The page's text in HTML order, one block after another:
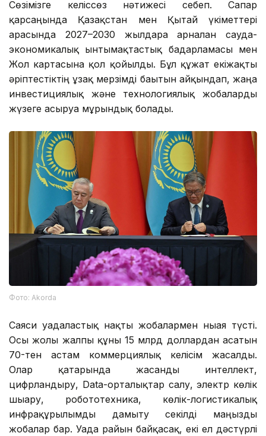
Сөзімізге келіссөз нәтижесі себеп. Сапар
қарсаңында Қазақстан мен Қытай үкіметтері
арасында 2027–2030 жылдарға арналған сауда-
экономикалық ынтымақтастық бағдарламасы мен
Жол картасына қол қойылды. Бұл құжат екіжақты
әріптестіктің ұзақ мерзімді бағытын айқындап, жаңа
инвестициялық және технологиялық жобаларды
жүзеге асыруға мұрындық болады.
Фото: Аkorda
Саяси уағдаластық нақты жобалармен нығая түсті.
Осы жолы жалпы құны 15 млрд доллардан асатын
70-тен астам коммерциялық келісім жасалды.
Олар қатарында жасанды интеллект,
цифрландыру, Data-орталықтар салу, электр көлік
шығару, робототехника, көлік-логистикалық
инфрақұрылымды дамыту секілді маңызды
жобалар бар. Уағда райын байқасақ, екі ел дәстүрлі